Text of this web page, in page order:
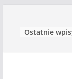
Ostatnie